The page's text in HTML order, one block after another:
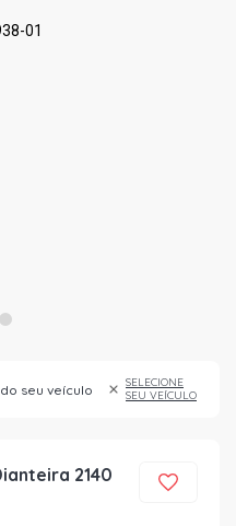
2
do seu veículo
SELECIONE
SEU VEÍCULO
2140